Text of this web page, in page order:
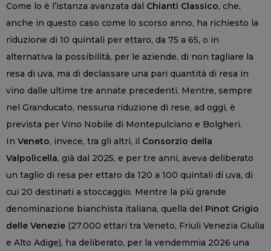
Come lo è l’istanza avanzata dal Chianti Classico, che,
anche in questo caso come lo scorso anno, ha richiesto la
riduzione di 10 quintali per ettaro, da 75 a 65, o in
alternativa la possibilità, per le aziende, di non tagliare la
resa di uva, ma di declassare una pari quantità di resa in
vino dalle ultime tre annate precedenti. Mentre, sempre
nel Granducato, nessuna riduzione di rese, ad oggi, è
prevista per Vino Nobile di Montepulciano e Bolgheri.
In Veneto, invece, tra gli altri, il Consorzio della
Valpolicella, già dal 2025, e per tre anni, aveva deliberato
un taglio di resa per ettaro da 120 a 100 quintali di uva, di
cui 20 destinati a stoccaggio. Mentre la più grande
denominazione bianchista italiana, quella del Pinot Grigio
delle Venezie (27.000 ettari tra Veneto, Friuli Venezia Giulia
e Alto Adige), ha deliberato, per la vendemmia 2026 una